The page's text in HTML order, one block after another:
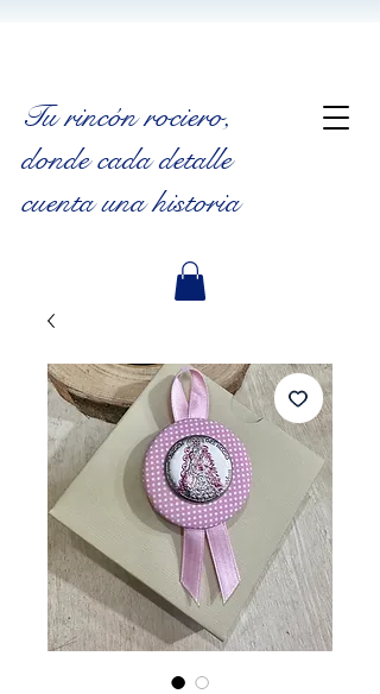
Tu rincón rociero,
donde cada detalle
cuenta una historia